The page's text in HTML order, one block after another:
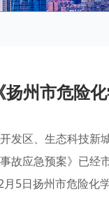
州市危险
发区、生态科技
故应急预案》已
5日扬州市危险